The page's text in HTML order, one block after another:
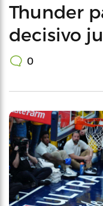
Thunder
decisivo
0